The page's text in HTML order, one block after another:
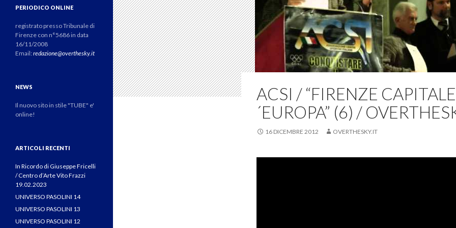
ACSI / “FIRENZE
´EUROPA” (6) /
16 DICEMBRE 2012 OVERTHESKY.IT
PERIODICO ONLINE
registrato presso Tribunale di
Firenze con n°5686 in data
16/11/2008
Email:redazione@overthesky.it
NEWS
Il nuovo sito in stile "TUBE" e'
online!
ARTICOLI RECENTI
In Ricordo di Giuseppe Fricelli
/ Centro d’Arte Vito Frazzi
19.02.2023
UNIVERSO PASOLINI 14
UNIVERSO PASOLINI 13
UNIVERSO PASOLINI 12